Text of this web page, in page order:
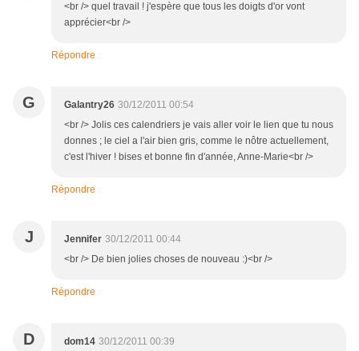
<br /> quel travail ! j'espère que tous les doigts d'or vont
apprécier<br />
Répondre
G Galantry26 30/12/2011 00:54
<br /> Jolis ces calendriers je vais aller voir le lien que tu nous
donnes ; le ciel a l'air bien gris, comme le nôtre actuellement,
c'est l'hiver ! bises et bonne fin d'année, Anne-Marie<br />
Répondre
J Jennifer 30/12/2011 00:44
<br /> De bien jolies choses de nouveau :)<br />
Répondre
D dom14 30/12/2011 00:39